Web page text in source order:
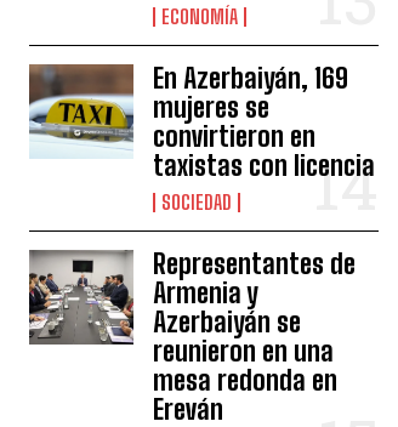
ECONOMÍA
En Azerbaiyán, 169
mujeres se
convirtieron en
taxistas con licencia
SOCIEDAD
Representantes de
Armenia y
Azerbaiyán se
reunieron en una
mesa redonda en
Ereván